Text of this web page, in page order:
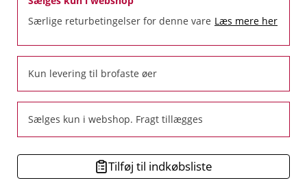
Særlige returbetingelser for denne vare Læs mere her
Kun levering til brofaste øer
Sælges kun i webshop. Fragt tillægges
Tilføj til indkøbsliste